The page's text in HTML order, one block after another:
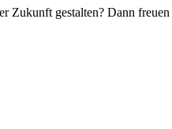
Zukunft gestalten? Dann